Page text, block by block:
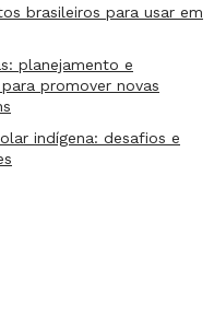
brasileiros para usar em
planejamento e
promover novas
indígena: desafios e